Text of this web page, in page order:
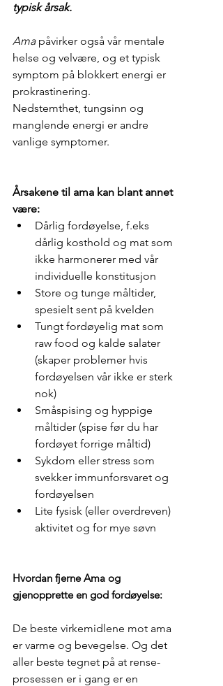
typisk årsak.
Ama påvirker også vår mentale
helse og velvære, og et typisk
symptom på blokkert energi er
prokrastinering.
Nedstemthet, tungsinn og
manglende energi er andre
vanlige symptomer.
Årsakene til ama kan blant annet
være:
Dårlig fordøyelse, f.eks
dårlig kosthold og mat som
ikke harmonerer med vår
individuelle konstitusjon
Store og tunge måltider,
spesielt sent på kvelden
Tungt fordøyelig mat som
raw food og kalde salater
(skaper problemer hvis
fordøyelsen vår ikke er sterk
nok)
Småspising og hyppige
måltider (spise før du har
fordøyet forrige måltid)
Sykdom eller stress som
svekker immunforsvaret og
fordøyelsen
Lite fysisk (eller overdreven)
aktivitet og for mye søvn
Hvordan fjerne Ama og
gjenopprette en god fordøyelse:
De beste virkemidlene mot ama
er varme og bevegelse. Og det
aller beste tegnet på at rense-
prosessen er i gang er en